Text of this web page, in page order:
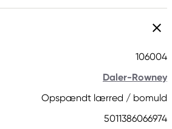
106004
Daler-Rowney
Opspændt lærred / bomuld
5011386066974